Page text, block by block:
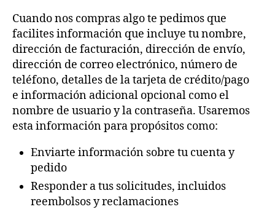
Cuando nos compras algo te pedimos que
facilites información que incluye tu nombre,
dirección de facturación, dirección de envío,
dirección de correo electrónico, número de
teléfono, detalles de la tarjeta de crédito/pago
e información adicional opcional como el
nombre de usuario y la contraseña. Usaremos
esta información para propósitos como:
Enviarte información sobre tu cuenta y
pedido
Responder a tus solicitudes, incluidos
reembolsos y reclamaciones